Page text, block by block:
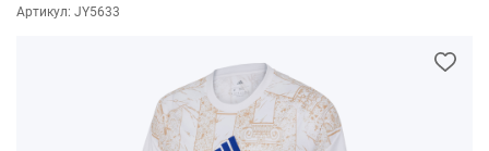
Артикул: JY5633